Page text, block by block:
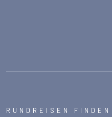
RUNDREISEN FINDEN